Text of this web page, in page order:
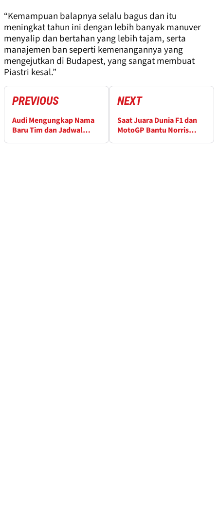
“Kemampuan balapnya selalu bagus dan itu
meningkat tahun ini dengan lebih banyak manuver
menyalip dan bertahan yang lebih tajam, serta
manajemen ban seperti kemenangannya yang
mengejutkan di Budapest, yang sangat membuat
Piastri kesal.”
PREVIOUS
Audi Mengungkap Nama
Baru Tim dan Jadwal
NEXT
Saat Juara Dunia F1 dan
MotoGP Bantu Norris